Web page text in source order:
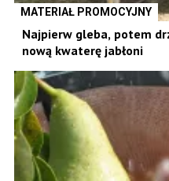
MATERIAŁ PROMOCYJNY
Najpierw gleba, potem
nową kwaterę jabłoni